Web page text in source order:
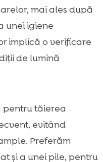
mai ales după
unei igiene
implică o verificare
de lumină
tăierea
evitând
Preferăm
și a unei pile, pentru